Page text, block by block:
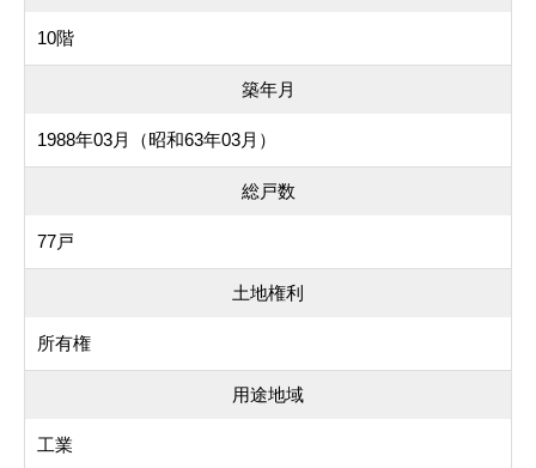
10階
築年月
1988年03月（昭和63年03月）
総戸数
77戸
土地権利
所有権
用途地域
工業